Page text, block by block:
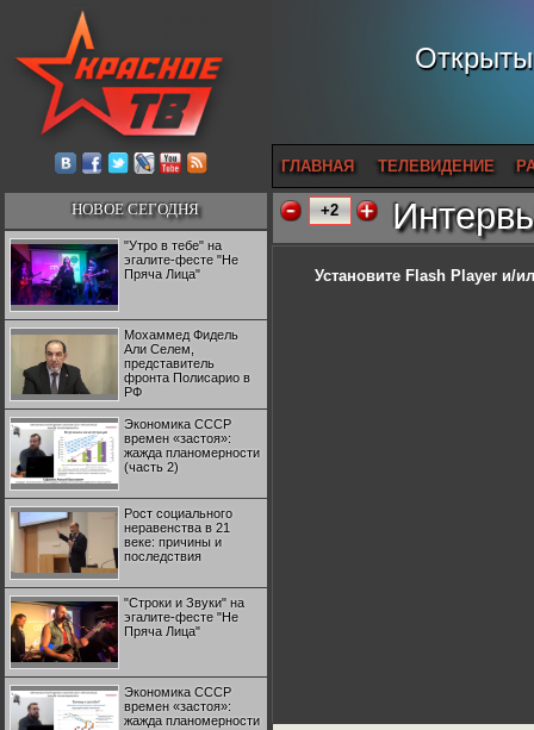
ГЛАВНАЯ ТЕЛЕВИДЕНИЕ
НОВОЕ СЕГОДНЯ
"Утро в тебе" на
эгалите-фесте "Не
Пряча Лица"
Мохаммед Фидель
Али Селем,
представитель
фронта Полисарио в
РФ
Экономика СССР
времен «застоя»:
жажда планомерности
(часть 2)
Рост социального
неравенства в 21
веке: причины и
последствия
"Строки и Звуки" на
эгалите-фесте "Не
Пряча Лица"
Экономика СССР
времен «застоя»:
жажда планомерности
+2
Установите Flash Player и/